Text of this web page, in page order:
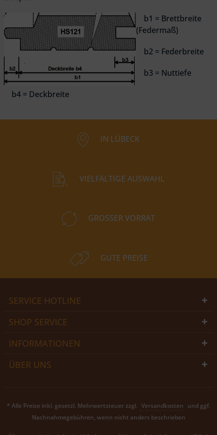
b1 = Brettbreite
(Federmaß)
b2 = Federbreite
b3 = Nuttiefe
b4 = Deckbreite
IN LÜBECK
VIELFÄLTIGE AUSWAHL
GROSSER VORRAT
GUTE PREISE
SERVICE HOTLINE
SHOP SERVICE
INFORMATIONEN
ÜBER UNS
* Alle Preise inkl. gesetzl. Mehrwertsteuer zzgl. Versandkosten und ggf.
Nachnahmegebühren, wenn nicht anders beschrieben